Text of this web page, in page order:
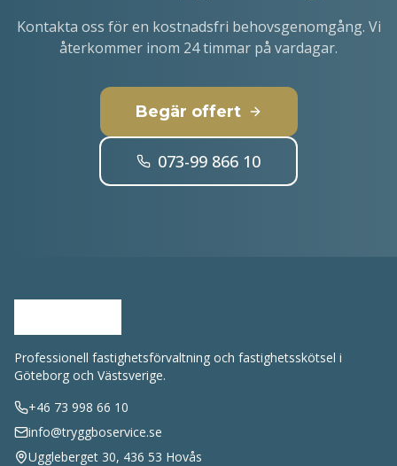
Kontakta oss för en kostnadsfri behovsgenomgång. Vi
återkommer inom 24 timmar på vardagar.
Begär offert
073-99 866 10
Professionell fastighetsförvaltning och fastighetsskötsel i
Göteborg och Västsverige.
+46 73 998 66 10
info@tryggboservice.se
Uggleberget 30, 436 53 Hovås